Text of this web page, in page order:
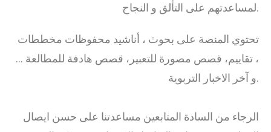
لمساعدتهم على التألق و النجاح.
تحتوي المنصة على بحوث ، أناشيد محفوظات مخططات
، تقاييم، قصص مصورة للتعبير، قصص هادفة للمطالعة …
و آخر الاخبار التربوية.
الرجاء من السادة المتابعين مساعدتنا على حسن ايصال